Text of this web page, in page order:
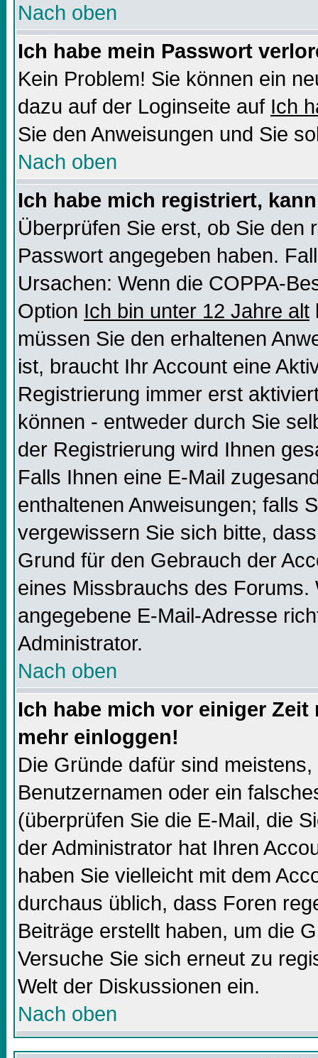
Nach oben
Ich habe mein Passwort
Kein Problem! Sie können ein
dazu auf der Loginseite auf Ich
Sie den Anweisungen und Sie
Nach oben
Ich habe mich registriert,
Überprüfen Sie erst, ob Sie den
Passwort angegeben haben.
Ursachen: Wenn die COPPA-
Option Ich bin unter 12 Jahre alt
müssen Sie den erhaltenen
ist, braucht Ihr Account eine
Registrierung immer erst
können - entweder durch Sie
der Registrierung wird Ihnen
Falls Ihnen eine E-Mail
enthaltenen Anweisungen; falls
vergewissern Sie sich bitte,
Grund für den Gebrauch der
eines Missbrauchs des
angegebene E-Mail-Adresse
Administrator.
Nach oben
Ich habe mich vor einiger
mehr einloggen!
Die Gründe dafür sind
Benutzernamen oder ein
(überprüfen Sie die E-Mail, die
der Administrator hat Ihren
haben Sie vielleicht mit dem
durchaus üblich, dass Foren
Beiträge erstellt haben, um die
Versuche Sie sich erneut zu
Welt der Diskussionen ein.
Nach oben